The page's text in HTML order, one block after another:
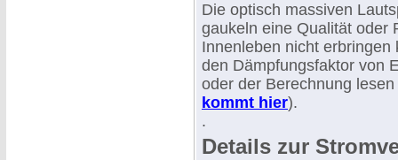
Die optisch massiven
gaukeln eine Qualität oder
Innenleben nicht
den Dämpfungsfaktor von
oder der Berechnung
kommt hier).
.
Details zur